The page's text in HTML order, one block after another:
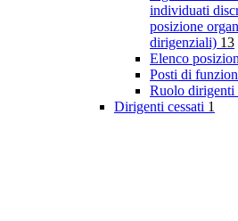
individuati
posizione
dirigenziali) 13
Elenco
Posti di
Ruolo dirigenti
Dirigenti cessati 1